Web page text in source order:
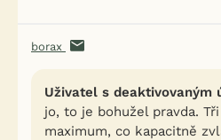
borax
Uživatel s deaktivovaným
jo, to je bohužel pravda.
maximum, co kapacitně